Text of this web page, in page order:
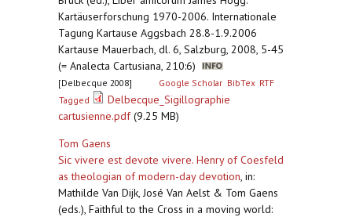
Kartäuserforschung 1970-2006. Internationale
Tagung Kartause Aggsbach 28.8-1.9.2006
Kartause Mauerbach, dl. 6, Salzburg, 2008, 5-45
(= Analecta Cartusiana, 210:6)
[Delbecque 2008] Google Scholar BibTex RTF
Tagged
Delbecque_Sigillographie
cartusienne.pdf(9.25 MB)
Tom Gaens
Sic vivere est devote vivere. Henry of Coesfeld
as theologian of modern-day devotion, in:
Mathilde Van Dijk, José Van Aelst & Tom Gaens
(eds.), Faithful to the Cross in a moving world: